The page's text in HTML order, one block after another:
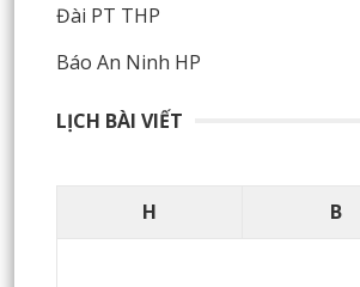
Đài PT THP
Báo An Ninh HP
LỊCH BÀI VIẾT
H B